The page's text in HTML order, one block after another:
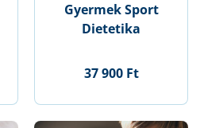
Gyermek Sport
Dietetika
37 900 Ft